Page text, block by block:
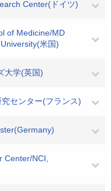
Center(ドイツ)
of Medicine/MD
米国)
大学(英国)
センター(フランス)
Center/NCI,